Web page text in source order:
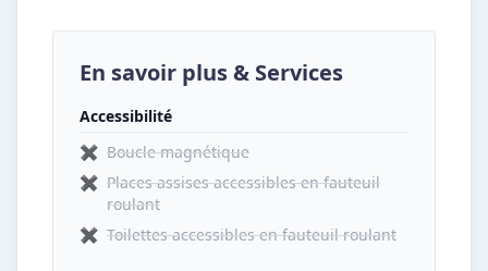
En savoir plus & Services
Accessibilité
✖ Boucle magnétique
✖ Places assises accessibles en fauteuil
roulant
✖ Toilettes accessibles en fauteuil roulant